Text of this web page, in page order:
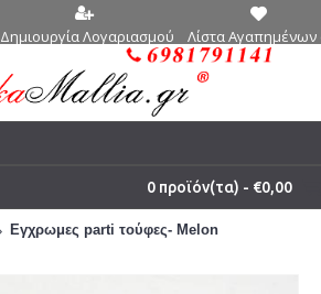
Δημιουργία Λογαριασμού Λίστα Αγαπημένων
0 προϊόν(τα) - €0,00
Εγχρωμες parti τούφες- Melon